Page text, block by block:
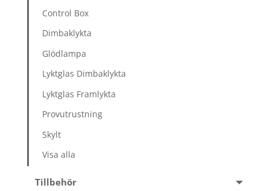
Control Box
Dimbaklykta
Glödlampa
Lyktglas Dimbaklykta
Lyktglas Framlykta
Provutrustning
Skylt
Visa alla
Tillbehör